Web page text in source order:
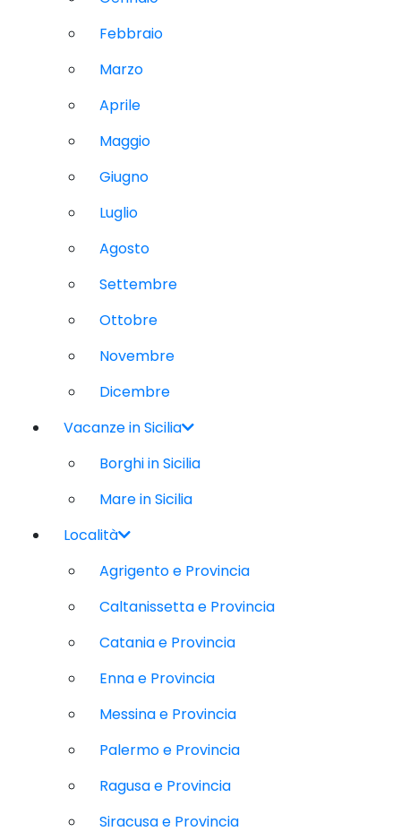
Febbraio
Marzo
Aprile
Maggio
Giugno
Luglio
Agosto
Settembre
Ottobre
Novembre
Dicembre
Vacanze in Sicilia
Borghi in Sicilia
Mare in Sicilia
Località
Agrigento e Provincia
Caltanissetta e Provincia
Catania e Provincia
Enna e Provincia
Messina e Provincia
Palermo e Provincia
Ragusa e Provincia
Siracusa e Provincia